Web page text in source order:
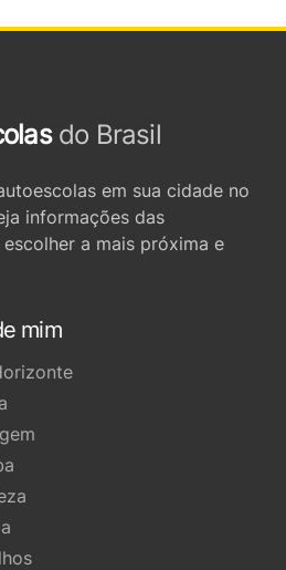
do Brasil
em sua cidade no
informações das
a mais próxima e
mim